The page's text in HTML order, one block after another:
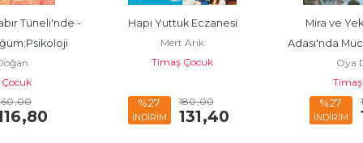
Tüneli'nde -
,00
,80
Hapı Yuttuk Eczanesi
Mert Arık
Timaş Çocuk
%27
İNDİRİM
180,00
131,40
Mira ve
Adası'nda
Oya
%27
İNDİRİM